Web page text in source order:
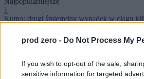
prod zero - Do Not Process My
If you wish to opt-out of the sale,
sensitive information for targeted
1
Kutno: drugi śmiertelny wypadek w ciągu